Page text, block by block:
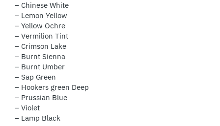
– Chinese White
– Lemon Yellow
– Yellow Ochre
– Vermilion Tint
– Crimson Lake
– Burnt Sienna
– Burnt Umber
– Sap Green
– Hookers green Deep
– Prussian Blue
– Violet
– Lamp Black